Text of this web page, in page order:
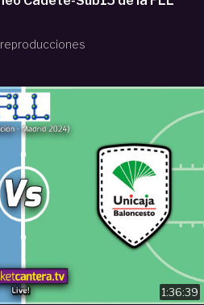
1:36:39